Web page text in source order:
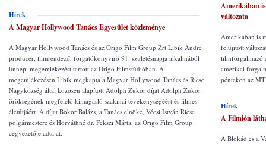
Hírek
A Magyar Hollywood Tanács Egyesület közleménye
A Magyar Hollywood Tanács és az Origo Film Group Zrt Libik André
producer, filmrendező, forgatókönyvíró 91. születésnapja alkalmából
ünnepi megemlékezést tartott az Origo Filmstúdióban. A
megemlékezésen Libik megkapta a Magyar Hollywood Tanács és Ricse
Nagyközség által közösen alapított Adolph Zukor díjat Adolph Zukor
örökségének megfelelő kimagasló szakmai tevékenységéért és filmes
életútjáért. A díjat Bokor Balázs, a Tanács elnöke, Vécsi István Ricse
polgármestere és Horváthné dr. Fekszi Márta, az Origo Film Group
cégvezetője adta át.
Amerikában
változata
Amerikában is
felújított
filmforgalmazó
amerikai
pénteken az
Hírek
A Filmión
A Blokád és a